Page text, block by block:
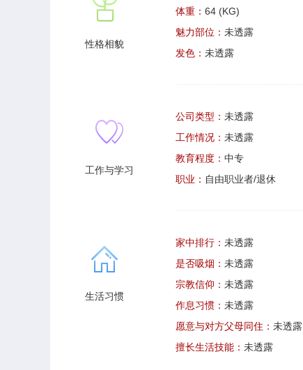
性格相貌
体重： 64 (KG)
魅力部位： 未透露
发色： 未透露
工作与学习
公司类型： 未透露
工作情况： 未透露
教育程度： 中专
职业： 自由职业者/退休
生活习惯
家中排行： 未透露
是否吸烟： 未透露
宗教信仰： 未透露
作息习惯： 未透露
愿意与对方父母同住： 未透露
擅长生活技能： 未透露